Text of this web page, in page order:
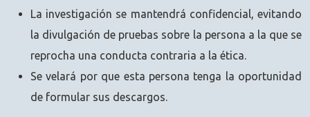
La investigación se mantendrá confidencial, evitando
la divulgación de pruebas sobre la persona a la que se
reprocha una conducta contraria a la ética.
Se velará por que esta persona tenga la oportunidad
de formular sus descargos.